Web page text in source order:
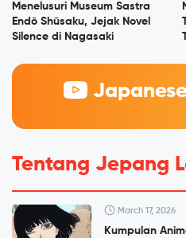
Menelusuri Museum Sastra
Endō Shūsaku, Jejak Novel
Silence di Nagasaki
Tentang Jepang
March 17, 2026
Kumpulan